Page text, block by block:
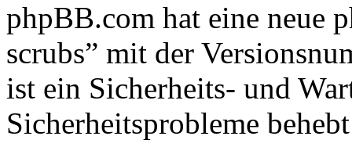
phpBB.com hat eine neue
scrubs” mit der
ist ein Sicherheits- und
Sicherheitsprobleme